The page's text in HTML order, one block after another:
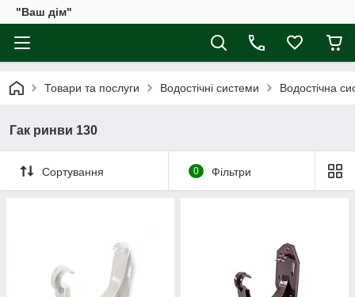
"Ваш дім"
Товари та послуги Водостічні системи Водостічна
Гак ринви 130
Сортування 0 Фільтри